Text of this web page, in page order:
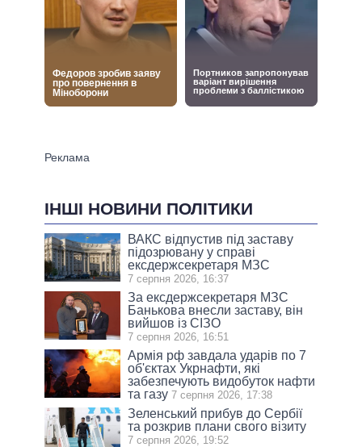
ІНШІ НОВИНИ ПОЛІТИКИ
ВАКС відпустив під заставу
підозрювану у справі
ексдержсекретаря МЗС
7 серпня 2026, 16:37
За ексдержсекретаря МЗС
Банькова внесли заставу, він
вийшов із СІЗО
7 серпня 2026, 16:51
Армія рф завдала ударів по 7
об'єктах Укрнафти, які
забезпечують видобуток нафти
та газу 7 серпня 2026, 17:38
Зеленський прибув до Сербії
та розкрив плани свого візиту
7 серпня 2026, 19:52